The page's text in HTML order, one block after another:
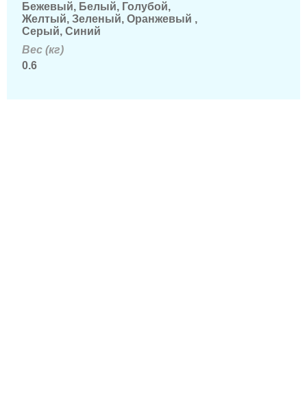
Бежевый, Белый, Голубой,
Желтый, Зеленый, Оранжевый ,
Серый, Синий
Вес (кг)
0.6